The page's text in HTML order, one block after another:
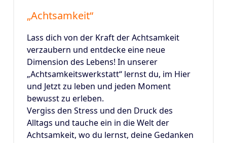
„Achtsamkeit“
Lass dich von der Kraft der Achtsamkeit
verzaubern und entdecke eine neue
Dimension des Lebens! In unserer
„Achtsamkeitswerkstatt“ lernst du, im Hier
und Jetzt zu leben und jeden Moment
bewusst zu erleben.
Vergiss den Stress und den Druck des
Alltags und tauche ein in die Welt der
Achtsamkeit, wo du lernst, deine Gedanken